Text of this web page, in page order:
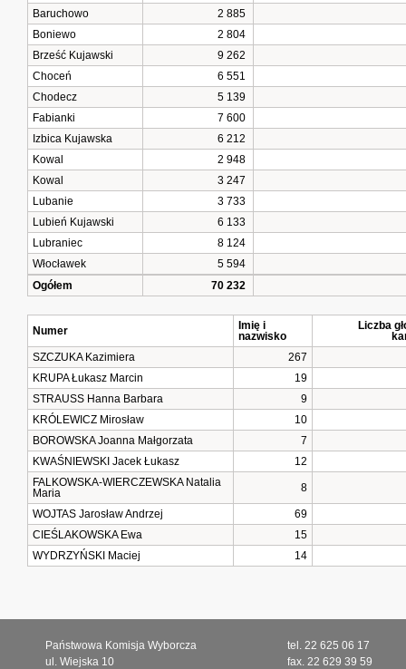
Baruchowo
2 885
Boniewo
2 804
Brześć Kujawski
9 262
Choceń
6 551
Chodecz
5 139
Fabianki
7 600
Izbica Kujawska
6 212
Kowal
2 948
Kowal
3 247
Lubanie
3 733
Lubień Kujawski
6 133
Lubraniec
8 124
Włocławek
5 594
Ogółem
70 232
Numer
Imię i
nazwisko
Liczba
SZCZUKA Kazimiera
267
KRUPA Łukasz Marcin
19
STRAUSS Hanna Barbara
9
KRÓLEWICZ Mirosław
10
BOROWSKA Joanna Małgorzata
7
KWAŚNIEWSKI Jacek Łukasz
12
FALKOWSKA-WIERCZEWSKA Natalia
Maria
8
WOJTAS Jarosław Andrzej
69
CIEŚLAKOWSKA Ewa
15
WYDRZYŃSKI Maciej
14
Państwowa Komisja Wyborcza
ul. Wiejska 10
tel. 22 625 06 17
fax. 22 629 39 59